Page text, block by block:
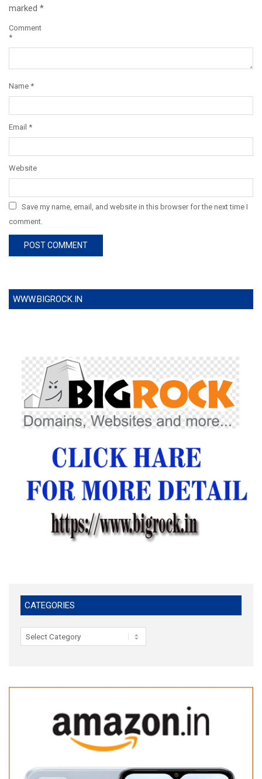
marked *
Comment
*
Name *
Email *
Website
Save my name, email, and website in this browser for the next time I
comment.
WWW.BIGROCK.IN
CATEGORIES
Categories